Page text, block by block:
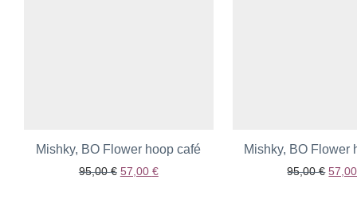
Mishky, BO Flower hoop café
95,00€ Le prix initial était : 95,00 €.
57,00 €Le prix actuel est : 57,00 €.
Ajouter aux favoris Mishky, BO Flower
95,00€ Le
Ajouter aux